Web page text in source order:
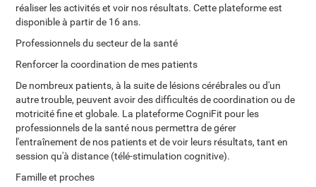
réaliser les activités et voir nos résultats. Cette plateforme est
disponible à partir de 16 ans.
Professionnels du secteur de la santé
Renforcer la coordination de mes patients
De nombreux patients, à la suite de lésions cérébrales ou d'un
autre trouble, peuvent avoir des difficultés de coordination ou de
motricité fine et globale. La plateforme CogniFit pour les
professionnels de la santé nous permettra de gérer
l'entraînement de nos patients et de voir leurs résultats, tant en
session qu'à distance (télé-stimulation cognitive).
Famille et proches